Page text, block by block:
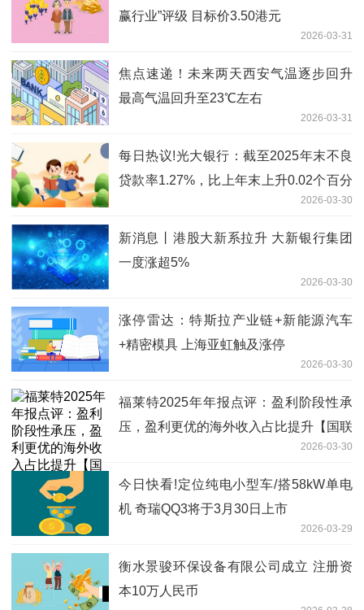
赢行业”评级 目标价3.50港元
2026-03-31
焦点速递！未来两天西安气温逐步回升
最高气温回升至23℃左右
2026-03-31
每日热议!光大银行：截至2025年末不良
贷款率1.27%，比上年末上升0.02个百分
2026-03-30
新消息丨港股大新系拉升 大新银行集团
一度涨超5%
2026-03-30
涨停雷达：特斯拉产业链+新能源汽车
+精密模具 上海亚虹触及涨停
2026-03-30
福莱特2025年年报点评：盈利阶段性承
压，盈利更优的海外收入占比提升【国联
2026-03-30
今日快看!定位纯电小型车/搭58kW单电
机 奇瑞QQ3将于3月30日上市
2026-03-29
衡水景骏环保设备有限公司成立 注册资
本10万人民币